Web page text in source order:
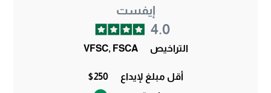
إيفست
4.0
التراخيص VFSC, FSCA
أقل مبلغ لإيداع
$250